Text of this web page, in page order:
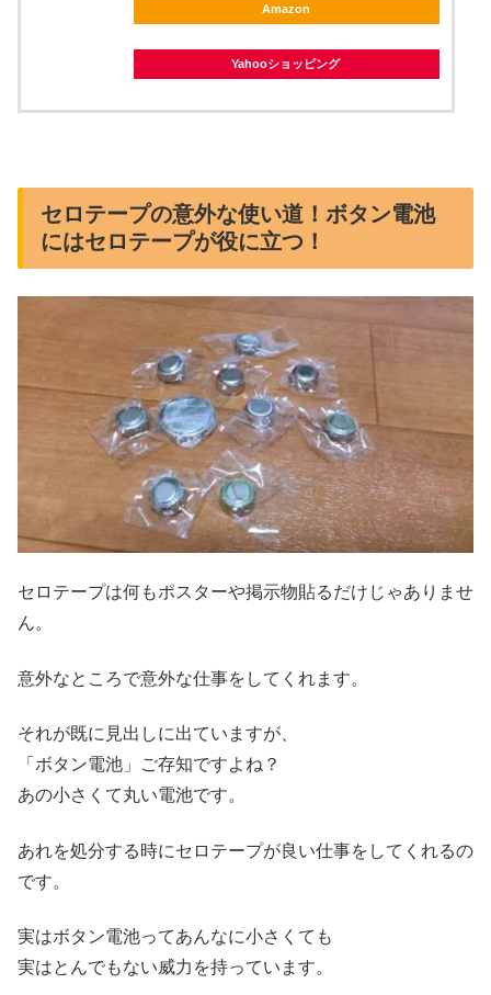
Amazon
Yahooショッピング
セロテープの意外な使い道！ボタン電池
にはセロテープが役に立つ！
セロテープは何もポスターや掲示物貼るだけじゃありませ
ん。
意外なところで意外な仕事をしてくれます。
それが既に見出しに出ていますが、
「ボタン電池」ご存知ですよね？
あの小さくて丸い電池です。
あれを処分する時にセロテープが良い仕事をしてくれるの
です。
実はボタン電池ってあんなに小さくても
実はとんでもない威力を持っています。